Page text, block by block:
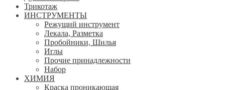
Трикотаж
ИНСТРУМЕНТЫ
Режущий инструмент
Лекала, Разметка
Пробойники, Шилья
Иглы
Прочие принадлежности
Набор
ХИМИЯ
Краска проникающая